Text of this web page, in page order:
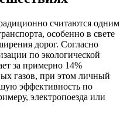
считаются одним
особенно в свете
дорог. Согласно
по экологической
за примерно 14%
газов, при этом личный
эффективность по
электропоезда или